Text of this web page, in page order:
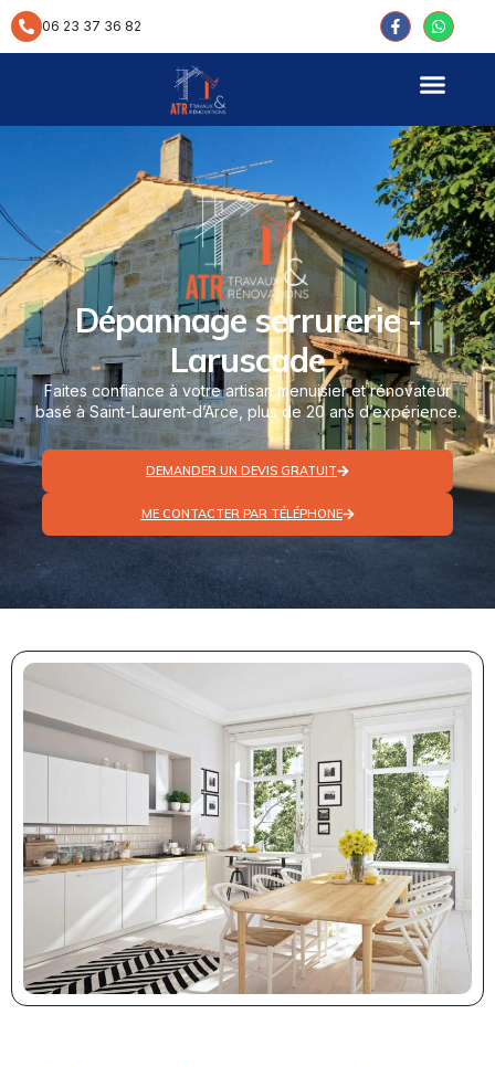
principal06 23 37 36 82
Dépannage serrurerie -
Laruscade
Faites confiance à votre artisan menuisier et rénovateur
basé à Saint-Laurent-d’Arce, plus de 20 ans d’expérience.
DEMANDER UN DEVIS GRATUIT
ME CONTACTER PAR TÉLÉPHONE